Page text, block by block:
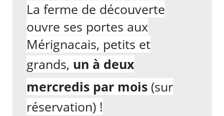
La ferme de découverte
ouvre ses portes aux
Mérignacais, petits et
grands, un à deux
mercredis par mois (sur
réservation) !